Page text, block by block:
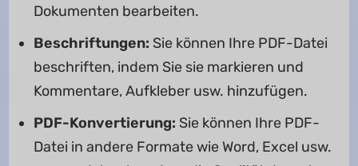
Dokumenten bearbeiten.
Beschriftungen: Sie können Ihre PDF-Datei
beschriften, indem Sie sie markieren und
Kommentare, Aufkleber usw. hinzufügen.
PDF-Konvertierung: Sie können Ihre PDF-
Datei in andere Formate wie Word, Excel usw.